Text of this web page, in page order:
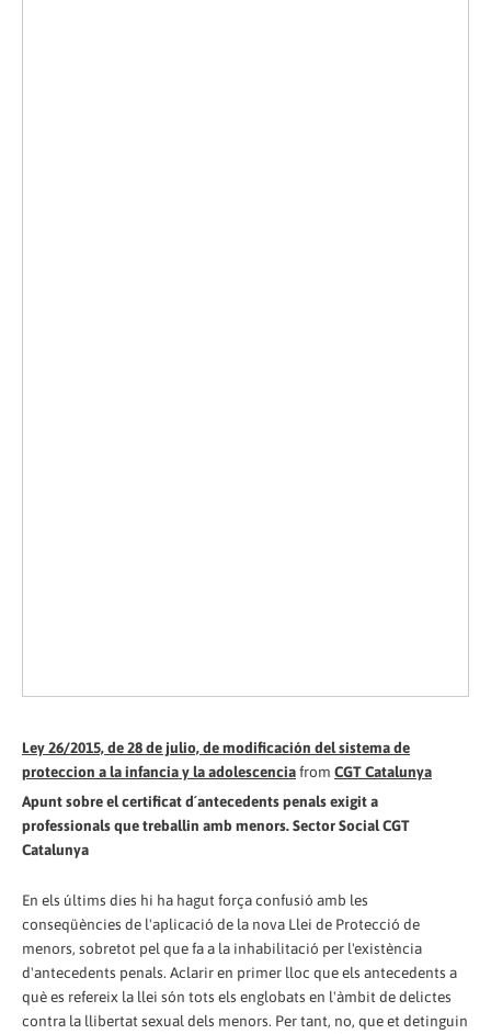
Ley 26/2015, de 28 de julio, de modificación del sistema de
proteccion a la infancia y la adolescenciafrom CGT Catalunya
Apunt sobre el certificat d´antecedents penals exigit a
professionals que treballin amb menors. Sector Social CGT
Catalunya
En els últims dies hi ha hagut força confusió amb les
conseqüències de l'aplicació de la nova Llei de Protecció de
menors, sobretot pel que fa a la inhabilitació per l'existència
d'antecedents penals. Aclarir en primer lloc que els antecedents a
què es refereix la llei són tots els englobats en l'àmbit de delictes
contra la llibertat sexual dels menors. Per tant, no, que et detinguin